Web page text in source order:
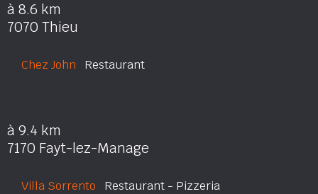
à 8.6 km
7070 Thieu
Chez John Restaurant
à 9.4 km
7170 Fayt-lez-Manage
Villa Sorrento Restaurant - Pizzeria